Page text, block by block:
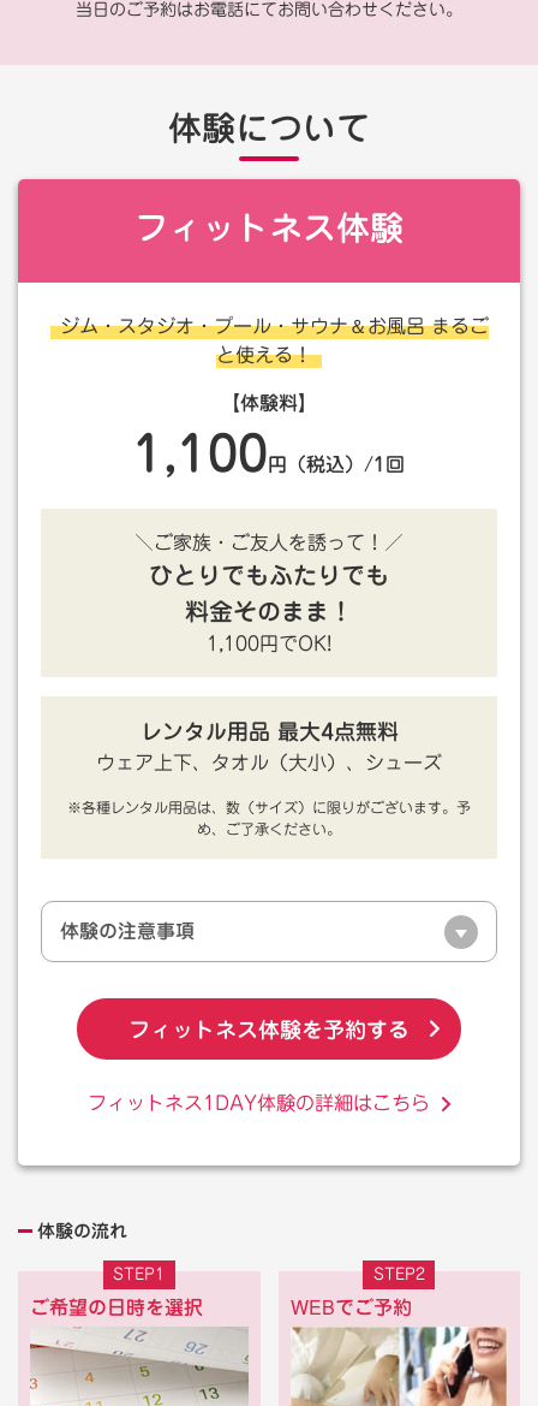
当日のご予約はお電話にてお問い合わせください。
体験について
フィットネス体験
ジム・スタジオ・プール・サウナ＆お風呂 まるご
と使える！
【体験料】
1,100 円（税込）/1回
＼ご家族・ご友人を誘って！／
ひとりでもふたりでも
料金そのまま！
1,100円でOK!
レンタル用品 最大4点無料
ウェア上下、タオル（大小）、シューズ
※各種レンタル用品は、数（サイズ）に限りがございます。予
め、ご了承ください。
体験の注意事項
フィットネス体験を予約する
フィットネス1DAY体験の詳細はこちら
体験の流れ
STEP1
ご希望の日時を選択
STEP2
WEBでご予約